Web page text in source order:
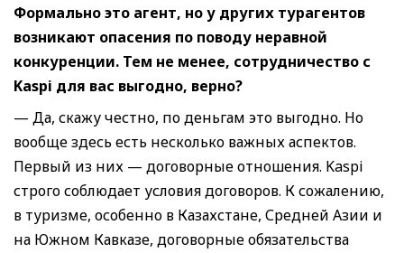
Формально это агент, но у других турагентов
возникают опасения по поводу неравной
конкуренции. Тем не менее, сотрудничество с
Kaspi для вас выгодно, верно?
— Да, скажу честно, по деньгам это выгодно. Но
вообще здесь есть несколько важных аспектов.
Первый из них — договорные отношения. Kaspi
строго соблюдает условия договоров. К сожалению,
в туризме, особенно в Казахстане, Средней Азии и
на Южном Кавказе, договорные обязательства